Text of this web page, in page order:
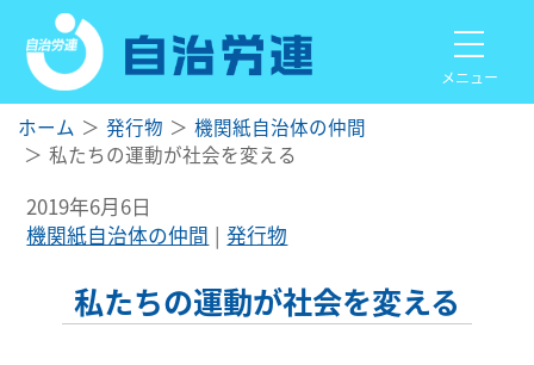
メニュー
ホーム 発行物
機関紙自治体の仲間
私たちの運動が社会を変える
2019年6月6日
機関紙自治体の仲間
発行物
私たちの運動が社会を変える